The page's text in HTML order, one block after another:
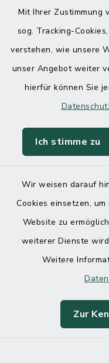
Mit Ihrer Zustimmung
sog. Tracking-
verstehen, wie unsere
unser Angebot weiter
hierfür können Sie
Ich stimme zu
Wir weisen darauf
Cookies einsetzen,
Website zu
weiterer Dienste
Weitere
Zur